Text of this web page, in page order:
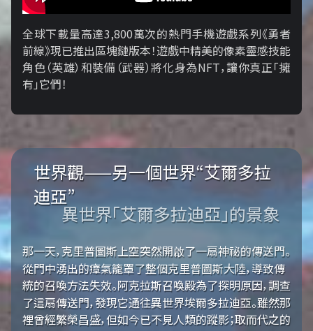
全球下載量高達3,800萬次的熱門手機遊戲系列《勇者
前線》現已推出區塊鏈版本！遊戲中精美的像素靈感技能
角色（英雄）和裝備（武器）將化身為NFT，讓你真正「擁​​
有」它們！
世界觀——另一個世界“艾爾多拉
迪亞”
異世界「艾爾多拉迪亞」的景象
那一天，克里普圖斯上空突然開啟了一扇神祕的傳送門。
從門中湧出的瘴氣籠罩了整個克里普圖斯大陸，導致傳
統的召喚方法失效。阿克拉斯召喚殿為了探明原因，調查
了這扇傳送門，發現它通往異世界埃爾多拉迪亞。雖然那
裡曾經繁榮昌盛，但如今已不見人類的蹤影；取而代之的